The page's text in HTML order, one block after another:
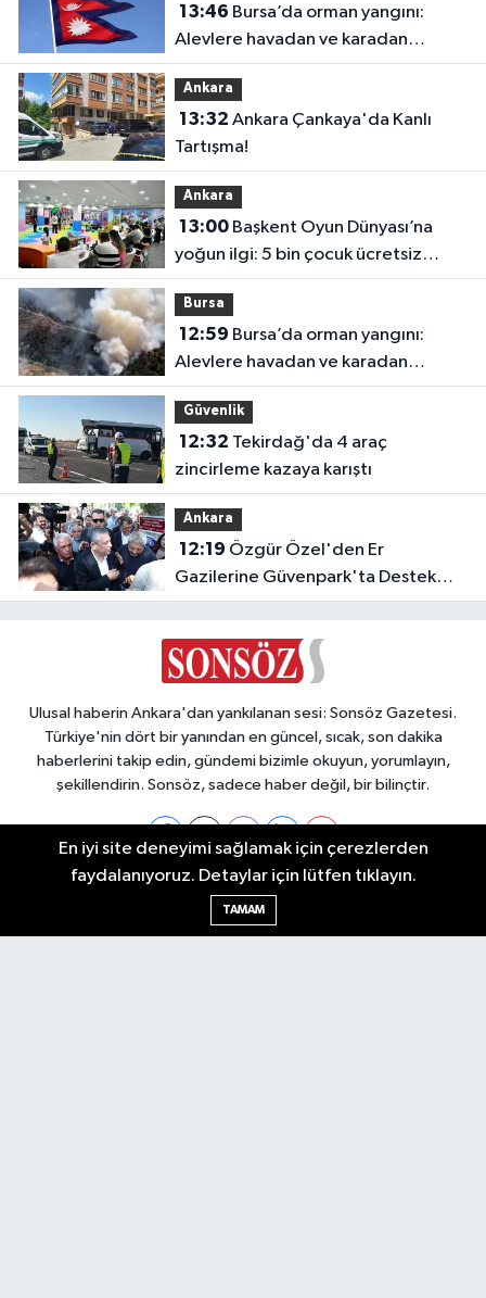
13:46
Alevlere havadan ve karadan
müdahale
Ankara
13:32
Tartışma!
Ankara
13:00Başkent Oyun Dünyası’na
yoğun ilgi: 5 bin çocuk ücretsiz
yararlandı
Bursa
12:59
Alevlere havadan ve karadan
müdahale
Güvenlik
12:32
zincirleme kazaya karıştı
Ankara
12:19
Gazilerine Güvenpark'ta Destek
Ziyareti
Ulusal haberin Ankara'dan yankılanan sesi: Sonsöz Gazetesi.
Türkiye'nin dört bir yanından en güncel, sıcak, son dakika
haberlerini takip edin, gündemi bizimle okuyun, yorumlayın,
şekillendirin. Sonsöz, sadece haber değil, bir bilinçtir.
Ankara Nöbetçi Eczaneler
En iyi site deneyimi sağlamak için çerezlerden
faydalanıyoruz. Detaylar için lütfen tıklayın.
TAMAM